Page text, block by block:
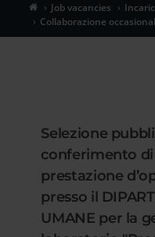
Job vacancies
Collaborazione
Selezione
conferimento di
prestazione
presso il
UMANE per la